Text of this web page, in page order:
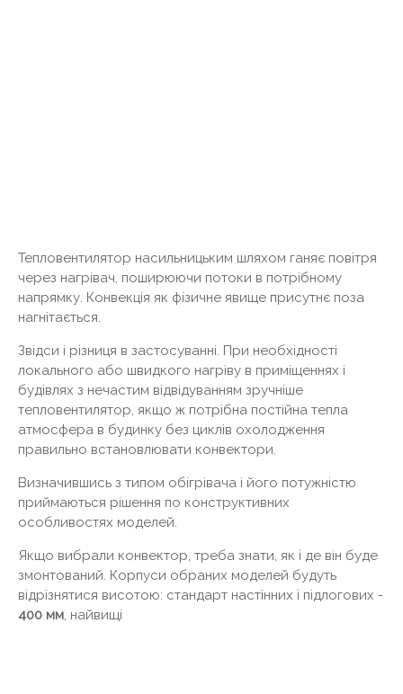
Тепловентилятор насильницьким шляхом ганяє повітря
через нагрівач, поширюючи потоки в потрібному
напрямку. Конвекція як фізичне явище присутнє поза
нагнітається.
Звідси і різниця в застосуванні. При необхідності
локального або швидкого нагріву в приміщеннях і
будівлях з нечастим відвідуванням зручніше
тепловентилятор, якщо ж потрібна постійна тепла
атмосфера в будинку без циклів охолодження
правильно встановлювати конвектори.
Визначившись з типом обігрівача і його потужністю
приймаються рішення по конструктивних
особливостях моделей.
Якщо вибрали конвектор, треба знати, як і де він буде
змонтований. Корпуси обраних моделей будуть
відрізнятися висотою: стандарт настінних і підлогових -
400 мм, найвищі